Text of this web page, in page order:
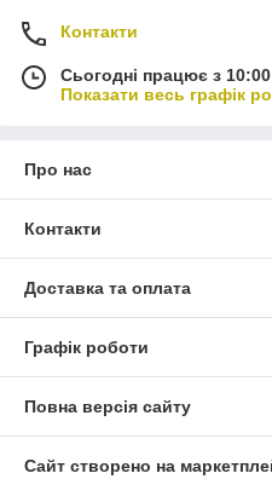
Контакти
Сьогодні працює з
Показати весь графік
Про нас
Контакти
Доставка та оплата
Графік роботи
Повна версія сайту
Сайт створено на